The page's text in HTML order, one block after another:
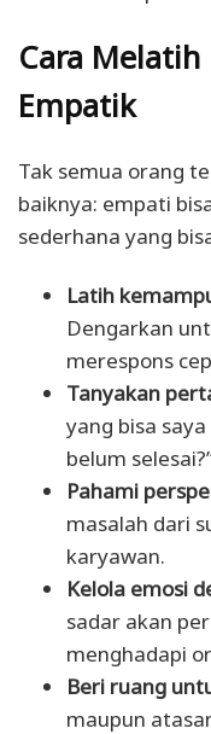
Cara
Empatik
Tak semua orang
baiknya: empati
sederhana yang
Latih
Dengarkan
merespons
Tanyakan
yang bisa
belum
Pahami
masalah dari
karyawan.
Kelola emosi
sadar akan
menghadapi
Beri ruang
maupun